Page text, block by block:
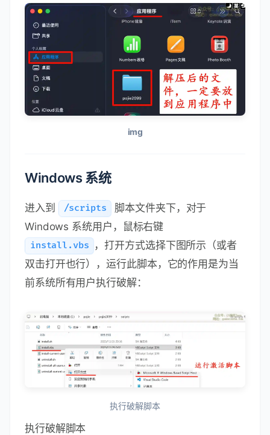
img
Windows 系统
进入到 /scripts
脚本文件夹下，对于
Windows 系统用户，鼠标右键
install.vbs
，打开方式选择下图所示（或者
双击打开也行），运行此脚本，它的作用是为当
前系统所有用户执行破解：
执行破解脚本
执行破解脚本